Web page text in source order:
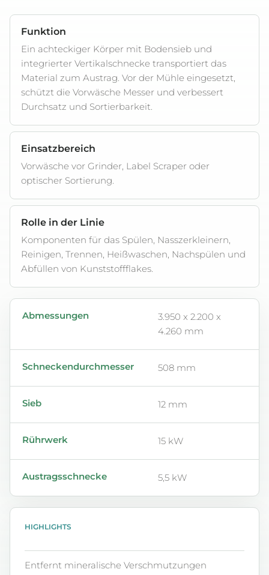
Funktion
Ein achteckiger Körper mit Bodensieb und
integrierter Vertikalschnecke transportiert das
Material zum Austrag. Vor der Mühle eingesetzt,
schützt die Vorwäsche Messer und verbessert
Durchsatz und Sortierbarkeit.
Einsatzbereich
Vorwäsche vor Grinder, Label Scraper oder
optischer Sortierung.
Rolle in der Linie
Komponenten für das Spülen, Nasszerkleinern,
Reinigen, Trennen, Heißwaschen, Nachspülen und
Abfüllen von Kunststoffflakes.
Technische Eckdaten für Flaschenvorwäsche
Abmessungen
3.950 x 2.200 x
4.260 mm
Schneckendurchmesser 508 mm
Sieb 12 mm
Rührwerk 15 kW
Austragsschnecke 5,5 kW
HIGHLIGHTS
Entfernt mineralische Verschmutzungen